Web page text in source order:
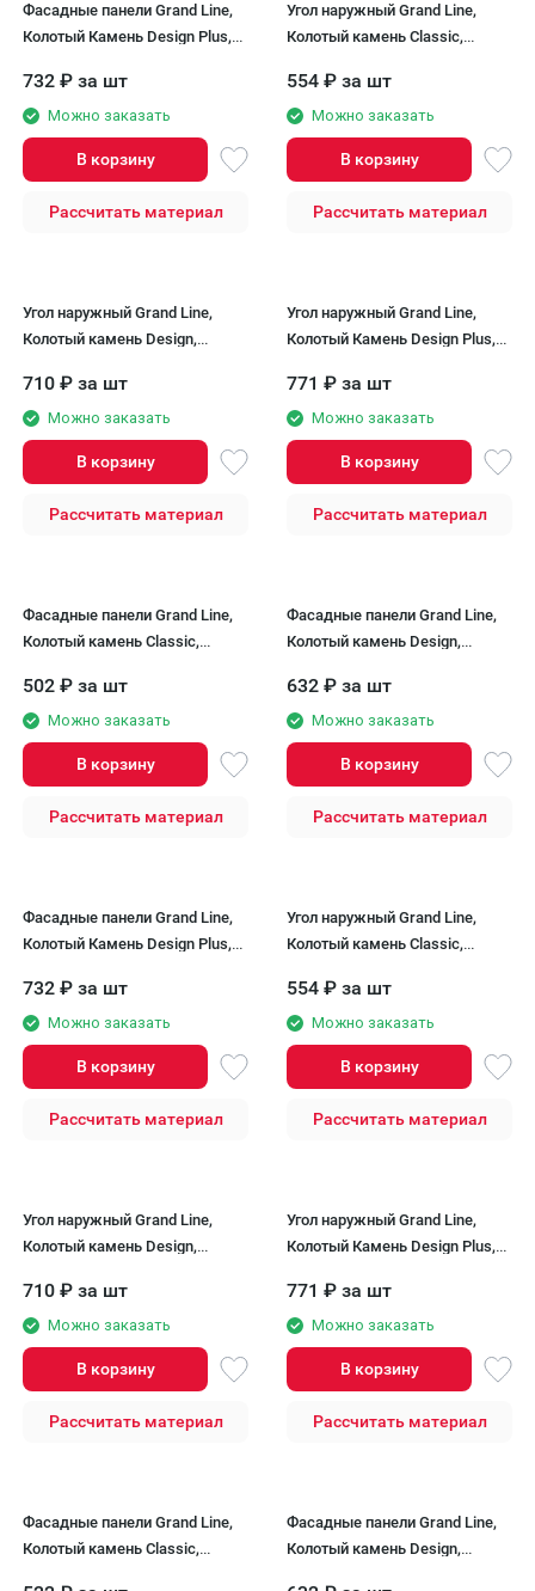
Фасадные панели Grand Line,
Колотый Камень Design Plus,
732 ₽ за шт
Можно заказать
В корзину
Рассчитать материал
Угол наружный Grand Line,
Колотый камень Classic,
554 ₽ за шт
Можно заказать
В корзину
Рассчитать материал
Угол наружный Grand Line,
Колотый камень Design,
710 ₽ за шт
Можно заказать
В корзину
Рассчитать материал
Угол наружный Grand Line,
Колотый Камень Design Plus,
771 ₽ за шт
Можно заказать
В корзину
Рассчитать материал
Фасадные панели Grand Line,
Колотый камень Classic,
502 ₽ за шт
Можно заказать
В корзину
Рассчитать материал
Фасадные панели Grand Line,
Колотый камень Design,
632 ₽ за шт
Можно заказать
В корзину
Рассчитать материал
Фасадные панели Grand Line,
Колотый Камень Design Plus,
732 ₽ за шт
Можно заказать
В корзину
Рассчитать материал
Угол наружный Grand Line,
Колотый камень Classic,
554 ₽ за шт
Можно заказать
В корзину
Рассчитать материал
Угол наружный Grand Line,
Колотый камень Design,
710 ₽ за шт
Можно заказать
В корзину
Рассчитать материал
Угол наружный Grand Line,
Колотый Камень Design Plus,
771 ₽ за шт
Можно заказать
В корзину
Рассчитать материал
Фасадные панели Grand Line,
Колотый камень Classic,
Фасадные панели Grand Line,
Колотый камень Design,